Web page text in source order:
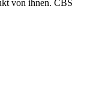
von ihnen. CBS